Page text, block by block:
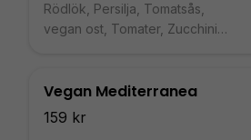
Rödlök, Persilja, Tomatsås,
vegan ost, Tomater, Zucchini,
Vegan Mediterranea
159 kr